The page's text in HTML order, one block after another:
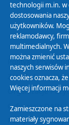
Polityka
Zasady
Organizacje
Cyfryzacja DAB+
Polityka
technologii m.in. w
dostosowania
użytkowników.
reklamodawcy,
multimedialnych.
można zmienić
naszych serwisów
cookies oznacza,
Więcej informacji
Zamieszczone na
materiały